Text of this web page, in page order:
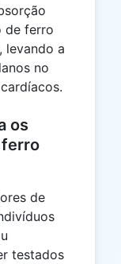
de ferro
levando a
no
os
de
testados